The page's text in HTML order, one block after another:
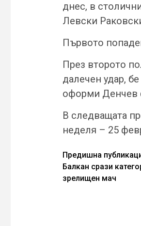
днес, в
Левски
Първото
През второто
далечен удар,
оформи Денчев
В следващата
неделя – 25
Continue
Reading
Предишна
Балкан срази
зрелищен мач